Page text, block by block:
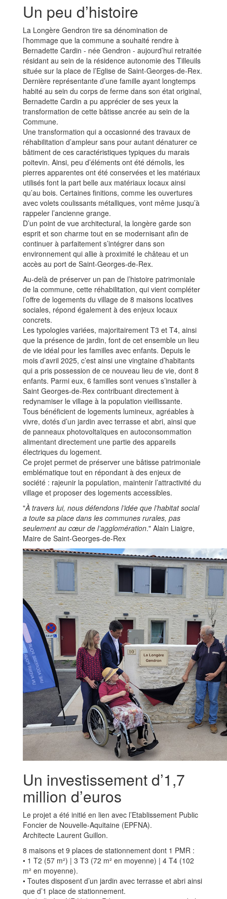
Un peu d’histoire
La Longère Gendron tire sa dénomination de
l’hommage que la commune a souhaité rendre à
Bernadette Cardin - née Gendron - aujourd’hui retraitée
résidant au sein de la résidence autonomie des Tilleuils
située sur la place de l’Eglise de Saint-Georges-de-Rex.
Dernière représentante d’une famille ayant longtemps
habité au sein du corps de ferme dans son état original,
Bernadette Cardin a pu apprécier de ses yeux la
transformation de cette bâtisse ancrée au sein de la
Commune.
Une transformation qui a occasionné des travaux de
réhabilitation d’ampleur sans pour autant dénaturer ce
bâtiment de ces caractéristiques typiques du marais
poitevin. Ainsi, peu d’éléments ont été démolis, les
pierres apparentes ont été conservées et les matériaux
utilisés font la part belle aux matériaux locaux ainsi
qu’au bois. Certaines finitions, comme les ouvertures
avec volets coulissants métalliques, vont même jusqu’à
rappeler l’ancienne grange.
D’un point de vue architectural, la longère garde son
esprit et son charme tout en se modernisant afin de
continuer à parfaitement s’intégrer dans son
environnement qui allie à proximité le château et un
accès au port de Saint-Georges-de-Rex.
Au-delà de préserver un pan de l’histoire patrimoniale
de la commune, cette réhabilitation, qui vient compléter
l’offre de logements du village de 8 maisons locatives
sociales, répond également à des enjeux locaux
concrets.
Les typologies variées, majoritairement T3 et T4, ainsi
que la présence de jardin, font de cet ensemble un lieu
de vie idéal pour les familles avec enfants. Depuis le
mois d’avril 2025, c’est ainsi une vingtaine d’habitants
qui a pris possession de ce nouveau lieu de vie, dont 8
enfants. Parmi eux, 6 familles sont venues s’installer à
Saint Georges-de-Rex contribuant directement à
redynamiser le village à la population vieillissante.
Tous bénéficient de logements lumineux, agréables à
vivre, dotés d’un jardin avec terrasse et abri, ainsi que
de panneaux photovoltaïques en autoconsommation
alimentant directement une partie des appareils
électriques du logement.
Ce projet permet de préserver une bâtisse patrimoniale
emblématique tout en répondant à des enjeux de
société : rajeunir la population, maintenir l’attractivité du
village et proposer des logements accessibles.
"À travers lui, nous défendons l’idée que l’habitat social
a toute sa place dans les communes rurales, pas
seulement au cœur de l’agglomération." Alain Liaigre,
Maire de Saint-Georges-de-Rex
Un investissement d’1,7
million d’euros
Le projet a été initié en lien avec l’Etablissement Public
Foncier de Nouvelle-Aquitaine (EPFNA).
Architecte Laurent Guillon.
8 maisons et 9 places de stationnement dont 1 PMR :
• 1 T2 (57 m²) | 3 T3 (72 m² en moyenne) | 4 T4 (102
m² en moyenne).
• Toutes disposent d’un jardin avec terrasse et abri ainsi
que d’1 place de stationnement.